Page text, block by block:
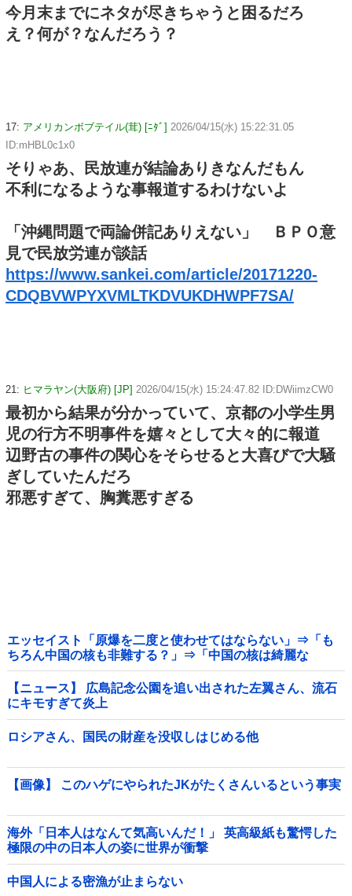
今月末までにネタが尽きちゃうと困るだろ
え？何が？なんだろう？
17: アメリカンボブテイル(茸) [ﾆﾀﾞ] 2026/04/15(水) 15:22:31.05
ID:mHBL0c1x0
そりゃあ、民放連が結論ありきなんだもん
不利になるような事報道するわけないよ
「沖縄問題で両論併記ありえない」 ＢＰＯ意
見で民放労連が談話
https://www.sankei.com/article/20171220-
CDQBVWPYXVMLTKDVUKDHWPF7SA/
21: ヒマラヤン(大阪府) [JP] 2026/04/15(水) 15:24:47.82 ID:DWiimzCW0
最初から結果が分かっていて、京都の小学生男
児の行方不明事件を嬉々として大々的に報道
辺野古の事件の関心をそらせると大喜びで大騒
ぎしていたんだろ
邪悪すぎて、胸糞悪すぎる
エッセイスト「原爆を二度と使わせてはならない」⇒「も
ちろん中国の核も非難する？」⇒「中国の核は綺麗な
核！」
【ニュース】 広島記念公園を追い出された左翼さん、流石
にキモすぎて炎上
ロシアさん、国民の財産を没収しはじめる他
【画像】 このハゲにやられたJKがたくさんいるという事実
海外「日本人はなんて気高いんだ！」 英高級紙も驚愕した
極限の中の日本人の姿に世界が衝撃
中国人による密漁が止まらない